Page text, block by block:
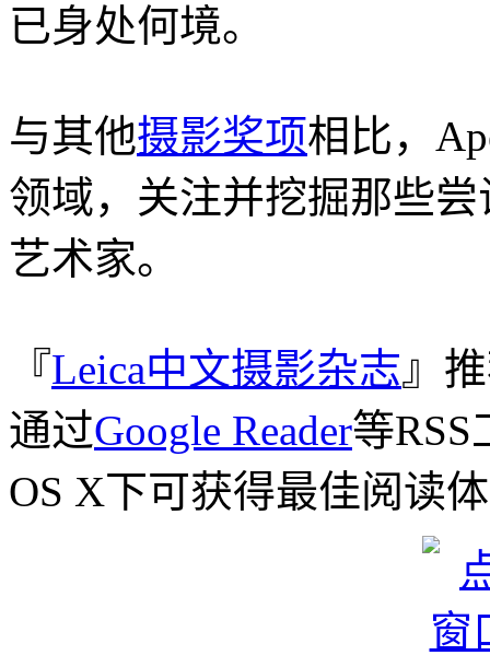
已身处何境。
与其他摄影奖项相比，
领域，关注并挖掘那些
艺术家。
『Leica中文摄影杂志』
通过Google Reader等
OS X下可获得最佳阅读